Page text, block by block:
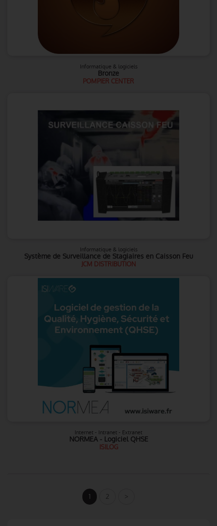
Informatique & logiciels
Bronze
POMPIER CENTER
Informatique & logiciels
Système de Surveillance de Stagiaires en Caisson Feu
JCM DISTRIBUTION
Internet - Intranet - Extranet
NORMEA - Logiciel QHSE
ISILOG
1 2 >